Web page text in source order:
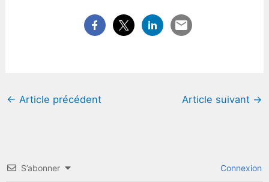
← Article précédent Article suivant →
S’abonner Connexion